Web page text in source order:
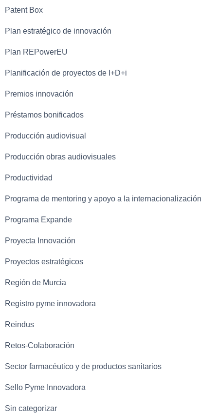
Patent Box
Plan estratégico de innovación
Plan REPowerEU
Planificación de proyectos de I+D+i
Premios innovación
Préstamos bonificados
Producción audiovisual
Producción obras audiovisuales
Productividad
Programa de mentoring y apoyo a la internacionalización
Programa Expande
Proyecta Innovación
Proyectos estratégicos
Región de Murcia
Registro pyme innovadora
Reindus
Retos-Colaboración
Sector farmacéutico y de productos sanitarios
Sello Pyme Innovadora
Sin categorizar